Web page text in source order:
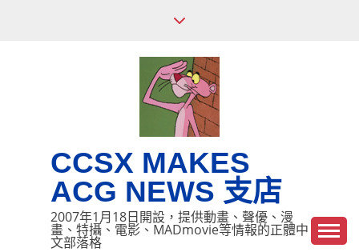
CCSX MAKES
ACG NEWS 支店
2007年1月18日開設，提供動畫、聲優、漫
畫、特攝、電影、MADmovie等情報的正體中
文部落格